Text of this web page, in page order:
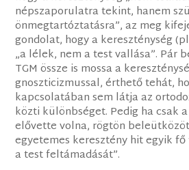
népszaporulatra tekint, hanem
önmegtartóztatásra”, az meg
gondolat, hogy a kereszténység
„a lélek, nem a test vallása”. Pár
TGM össze is mossa a
gnoszticizmussal, érthető tehát,
kapcsolatában sem látja az
közti különbséget. Pedig ha csak
elővette volna, rögtön
egyetemes keresztény hit egyik
a test feltámadását”.